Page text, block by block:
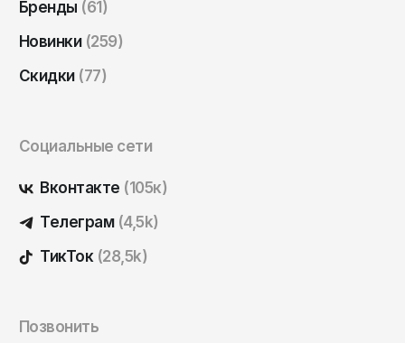
Бренды (61)
Новинки (259)
Скидки (77)
Социальные сети
Вконтакте (105к)
Телеграм (4,5k)
ТикТок (28,5k)
Позвонить